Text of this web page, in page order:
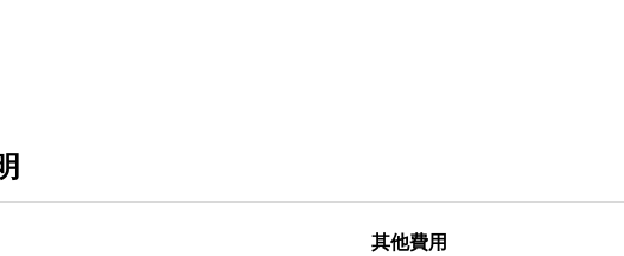
其他費用